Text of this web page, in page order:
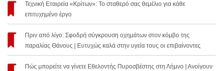
Τεχνική Εταιρεία «Κρίτων»: Το σταθερό σας θεμέλιο για κάθε
επιτυχημένο έργο
Πριν από λίγο: Σφοδρή σύγκρουση οχημάτων στον κόμβο της
παραλίας Θάνους | Ευτυχώς καλά στην υγεία τους οι επιβαίνοντες
Πώς μπορείτε να γίνετε Εθελοντής Πυροσβέστης στη Λήμνο | Ανοίγουν